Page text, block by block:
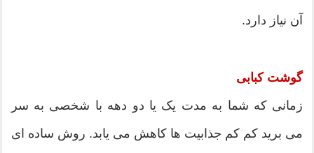
آن نیاز دارد.
گوشت کبابی
زمانی که شما به مدت یک یا دو دهه با شخصی به سر
می برید کم کم جذابیت ها کاهش می یابد. روش ساده ای